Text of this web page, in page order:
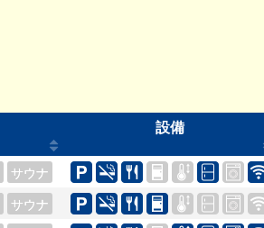
設備
サウナ
サウナ